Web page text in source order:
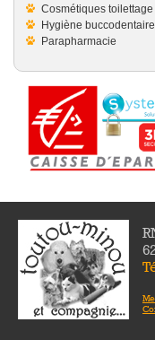
Cosmétiques toilettage
Hygiène
Parapharmacie